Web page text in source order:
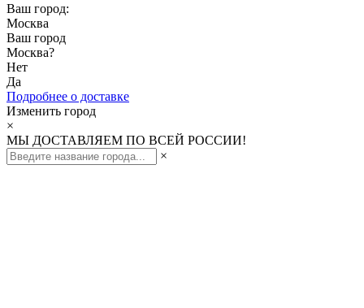
Ваш город:
Москва
Ваш город
Москва?
Нет
Да
Подробнее о доставке
Изменить город
×
МЫ ДОСТАВЛЯЕМ ПО ВСЕЙ РОССИИ!
×